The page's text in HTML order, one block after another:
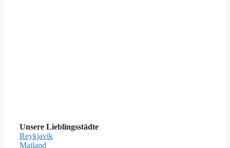
Unsere Lieblingsstädte
Reykjavik
Mailand